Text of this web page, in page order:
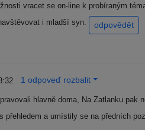
vracet se on-line k probíraným
i mladší syn.
odpovědět
1 odpoveď rozbalit
hlavně doma, Na Zatlanku
přehledem a umístily se na předních